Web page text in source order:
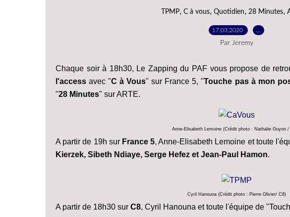
TPMP, C à vous, Quotidien, 28 Minutes,
17.03.2020
Par Jeremy
Chaque soir à 18h30, Le Zapping du PAF vous propose de
l'accessavec "C à Vous" sur France 5, "Touche pas à mon
"28 Minutes" sur ARTE.
Anne-Elisabeth Lemoine (Crédit photo : Nathalie Guyon
A partir de 19h sur France 5, Anne-Elisabeth Lemoine et toute
Kierzek, Sibeth Ndiaye, Serge Hefez et Jean-Paul Hamon.
Cyril Hanouna (Crédit photo : Pierre Olivier/ C8)
A partir de 18h30 sur C8, Cyril Hanouna et toute l'équipe de